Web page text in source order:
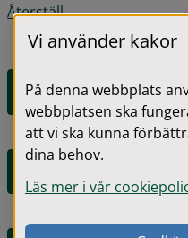
Återställ
2026
Vi använder kakor
På denna webbplats
webbplatsen ska
att vi ska kunna
dina behov.
Läs mer i vår